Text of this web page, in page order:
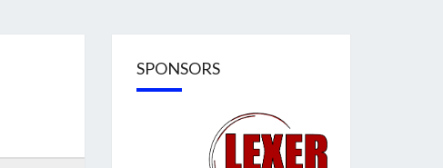
SPONSORS